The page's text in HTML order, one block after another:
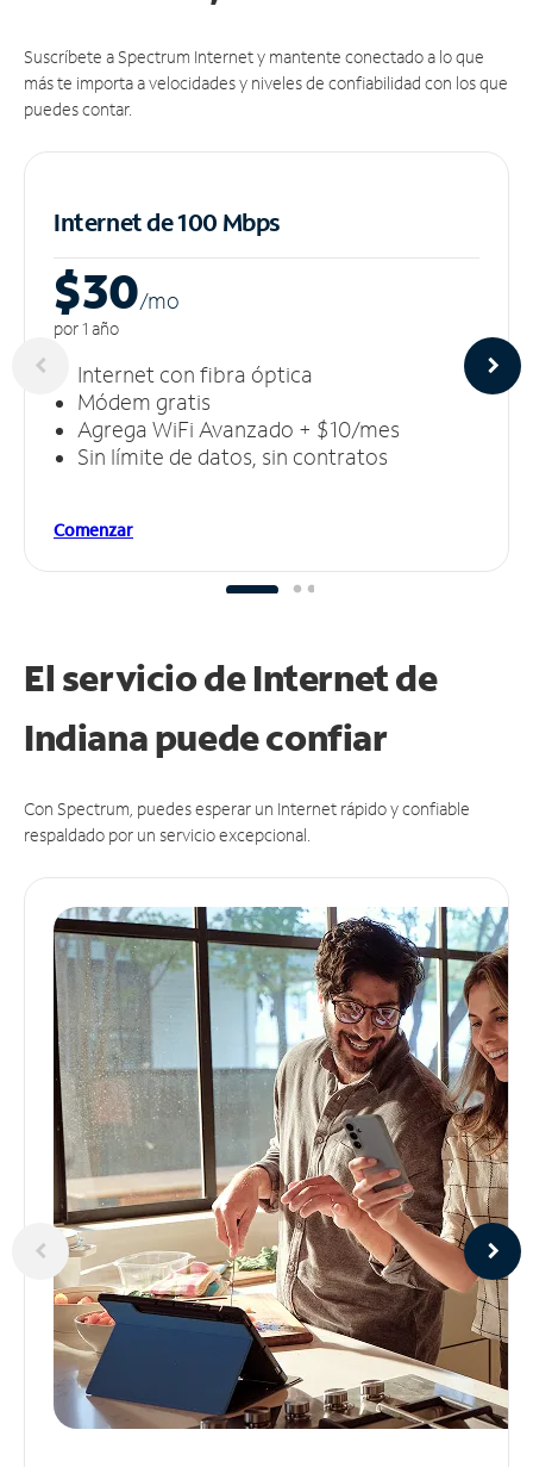
Suscríbete a Spectrum Internet y mantente conectado a lo que
más te importa a velocidades y niveles de confiabilidad con los que
puedes contar.
Internet de 100 Mbps
$30/mo
por 1 año
Internet con fibra óptica
Módem gratis
Agrega WiFi Avanzado + $10/mes
Sin límite de datos, sin contratos
Comenzar
El servicio de Internet de
Indiana puedeconfiar
Con Spectrum, puedes esperar un Internet rápido y confiable
respaldado por un servicio excepcional.